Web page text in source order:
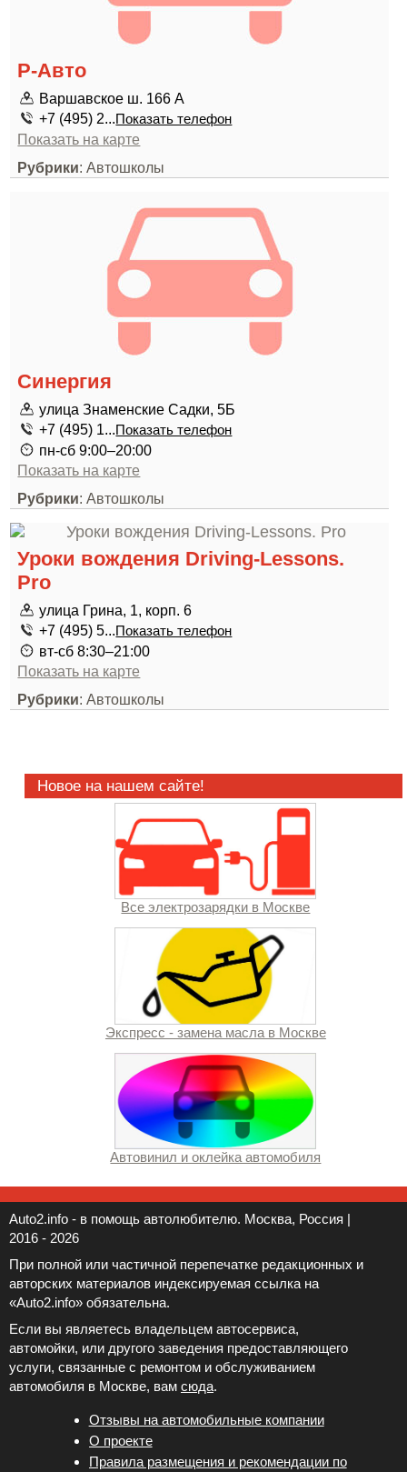
Р-Авто
Варшавское ш. 166 А
+7 (495) 2...Показать телефон
Показать на карте
Рубрики: Автошколы
Синергия
улица Знаменские Садки, 5Б
+7 (495) 1...Показать телефон
пн-сб 9:00–20:00
Показать на карте
Рубрики: Автошколы
Уроки вождения Driving-Lessons.
Pro
улица Грина, 1, корп. 6
+7 (495) 5...Показать телефон
вт-сб 8:30–21:00
Показать на карте
Рубрики: Автошколы
Новое на нашем сайте!
Все электрозарядки в Москве
Экспресс - замена масла в Москве
Автовинил и оклейка автомобиля
Auto2.info - в помощь автолюбителю. Москва, Россия |
2016 - 2026
При полной или частичной перепечатке редакционных и
авторских материалов индексируемая ссылка на
«Auto2.info» обязательна.
Если вы являетесь владельцем автосервиса,
автомойки, или другого заведения предоставляющего
услуги, связанные с ремонтом и обслуживанием
автомобиля в Москве, вам сюда.
Отзывы на автомобильные компании